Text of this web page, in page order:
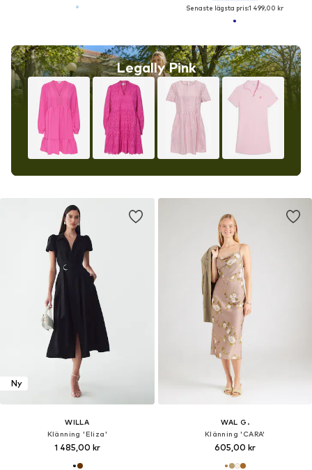
Legally Pink
Senaste lägsta pris:1 499,00 kr
Ny
WILLA
Klänning 'Eliza'
1 485,00 kr
WAL G.
Klänning 'CARA'
605,00 kr